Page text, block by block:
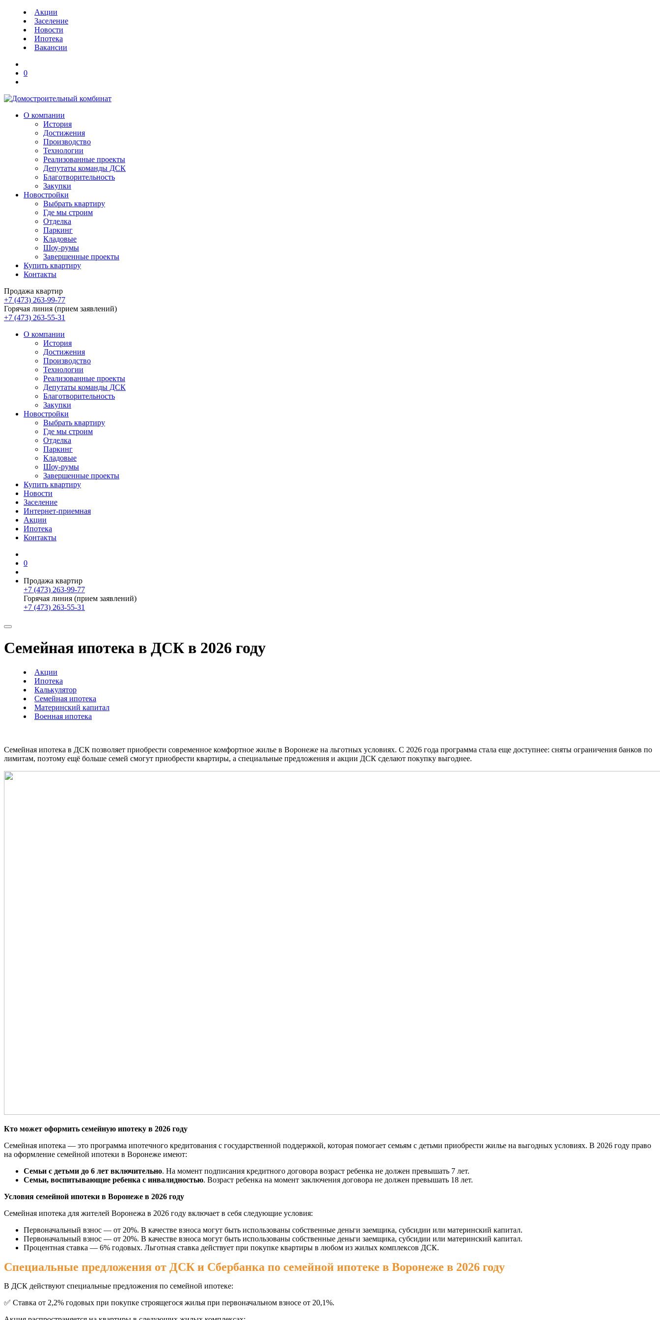
Акции
Заселение
Новости
Ипотека
Вакансии
0
О компании
История
Достижения
Производство
Технологии
Реализованные проекты
Депутаты команды ДСК
Благотворительность
Закупки
Новостройки
Выбрать квартиру
Где мы строим
Отделка
Паркинг
Кладовые
Шоу-румы
Завершенные проекты
Купить квартиру
Контакты
Продажа квартир
+7 (473) 263-99-77
Горячая линия (прием заявлений)
+7 (473) 263-55-31
О компании
История
Достижения
Производство
Технологии
Реализованные проекты
Депутаты команды ДСК
Благотворительность
Закупки
Новостройки
Выбрать квартиру
Где мы строим
Отделка
Паркинг
Кладовые
Шоу-румы
Завершенные проекты
Купить квартиру
Новости
Заселение
Интернет-приемная
Акции
Ипотека
Контакты
0
Продажа квартир
+7 (473) 263-99-77
Горячая линия (прием заявлений)
+7 (473) 263-55-31
Семейная ипотека в ДСК в 2026 году
Акции
Ипотека
Калькулятор
Семейная ипотека
Материнский капитал
Военная ипотека
Семейная ипотека в ДСК позволяет приобрести современное комфортное жилье в Воронеже на льготных условиях. С 2026 года программа стала еще доступнее: сняты ограничения банков по
лимитам, поэтому ещё больше семей смогут приобрести квартиры, а специальные предложения и акции ДСК сделают покупку выгоднее.
Кто может оформить семейную ипотеку в 2026 году
Семейная ипотека — это программа ипотечного кредитования с государственной поддержкой, которая помогает семьям с детьми приобрести жилье на выгодных условиях. В 2026 году право
на оформление семейной ипотеки в Воронеже имеют:
Семьи с детьми до 6 лет включительно. На момент подписания кредитного договора возраст ребенка не должен превышать 7 лет.
Семьи, воспитывающие ребенка с инвалидностью. Возраст ребенка на момент заключения договора не должен превышать 18 лет.
Условия семейной ипотеки в Воронеже в 2026 году
Семейная ипотека для жителей Воронежа в 2026 году включает в себя следующие условия:
Первоначальный взнос — от 20%. В качестве взноса могут быть использованы собственные деньги заемщика, субсидии или материнский капитал.
Первоначальный взнос — от 20%. В качестве взноса могут быть использованы собственные деньги заемщика, субсидии или материнский капитал.
Процентная ставка — 6% годовых. Льготная ставка действует при покупке квартиры в любом из жилых комплексов ДСК.
Специальные предложения от ДСК и Сбербанка по семейной ипотеке в Воронеже в 2026 году
В ДСК действуют специальные предложения по семейной ипотеке:
✅ Ставка от 2,2% годовых при покупке строящегося жилья при первоначальном взносе от 20,1%.